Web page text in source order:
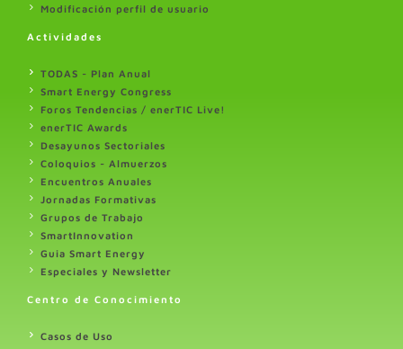
Modificación perfil de usuario
Actividades
TODAS - Plan Anual
Smart Energy Congress
Foros Tendencias / enerTIC Live!
enerTIC Awards
Desayunos Sectoriales
Coloquios - Almuerzos
Encuentros Anuales
Jornadas Formativas
Grupos de Trabajo
SmartInnovation
Guia Smart Energy
Especiales y Newsletter
Centro de Conocimiento
Casos de Uso